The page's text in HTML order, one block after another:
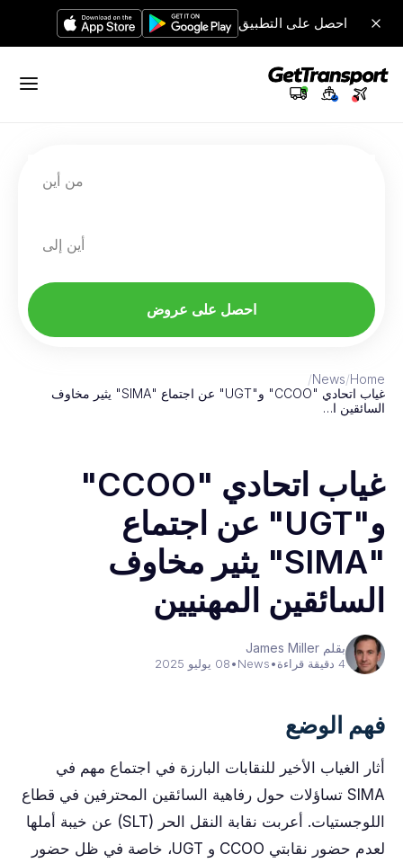
احصل على التطبيق
من أين
أين إلى
احصل على عروض
Home
/
News
/
غياب اتحادي "CCOO" و"UGT" عن اجتماع "SIMA" يثير مخاوف
السائقين ا…
غياب اتحادي "CCOO"
و"UGT" عن اجتماع
"SIMA" يثير مخاوف
السائقين المهنيين
بقلم James Miller
4 دقيقة قراءة •
News
•08 يوليو 2025
فهم الوضع
أثار الغياب الأخير للنقابات البارزة في اجتماع مهم في
SIMA تساؤلات حول رفاهية السائقين المحترفين في قطاع
اللوجستيات. أعربت نقابة النقل الحر (SLT) عن خيبة أملها
لعدم حضور نقابتي CCOO و UGT، خاصة في ظل حضور